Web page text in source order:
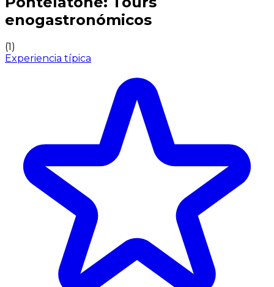
enogastronómicos
(1)
Experiencia típica